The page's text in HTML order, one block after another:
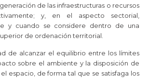
de las infraestructuras o recursos
y, en el aspecto sectorial,
y cuando se considere dentro de una
de ordenación territorial.
alcanzar el equilibrio entre los límites
sobre el ambiente y la disposición de
espacio, de forma tal que se satisfaga los